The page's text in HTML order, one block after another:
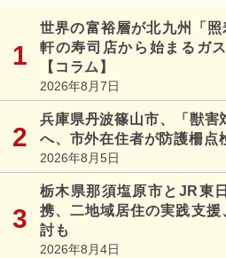
世界の富裕層が北九州「
軒の寿司店から始まるガ
【コラム】
2026年8月7日
兵庫県丹波篠山市、「獣害
へ、市外在住者が防護柵点
2026年8月5日
栃木県那須塩原市とJR東
携、二地域居住の実践支
討も
2026年8月4日